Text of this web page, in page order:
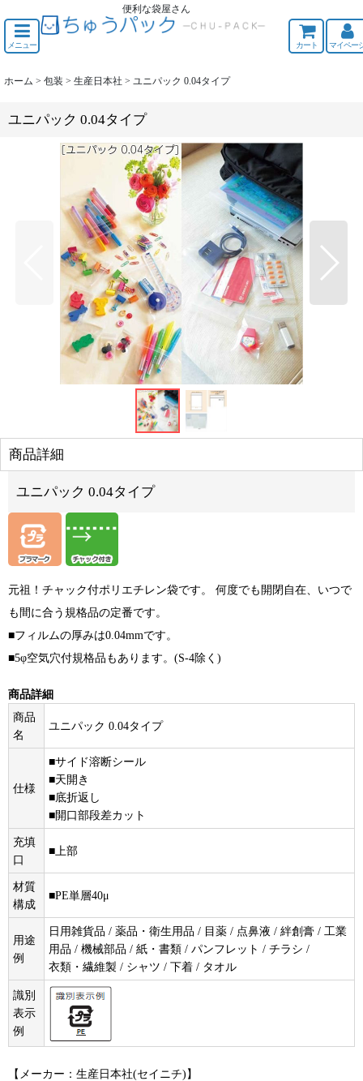
便利な袋屋さん
メニュー カート マイペー
ホーム > 包装 > 生産日本社 > ユニパック 0.04タイプ
ユニパック 0.04タイプ
商品詳細
ユニパック 0.04タイプ
元祖！チャック付ポリエチレン袋です。 何度でも開閉自在、いつで
も間に合う規格品の定番です。
■フィルムの厚みは0.04mmです。
■5φ空気穴付規格品もあります。(S-4除く)
商品詳細
商品
名
ユニパック 0.04タイプ
仕様
■サイド溶断シール
■天開き
■底折返し
■開口部段差カット
充填
口
■上部
材質
構成
■PE単層40μ
用途
例
日用雑貨品 / 薬品・衛生用品 / 目薬 / 点鼻液 / 絆創膏 / 工業
用品 / 機械部品 / 紙・書類 / パンフレット / チラシ /
衣類・繊維製 / シャツ / 下着 / タオル
識別
表示
例
【メーカー：生産日本社(セイニチ)】